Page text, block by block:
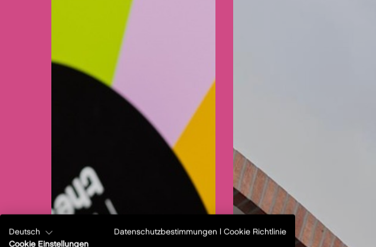
Deutsch Datenschutzbestimmungen
Cookie Richtlinie
Cookie Einstellungen